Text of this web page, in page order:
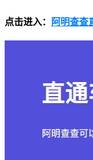
点击进入： 阿明查查